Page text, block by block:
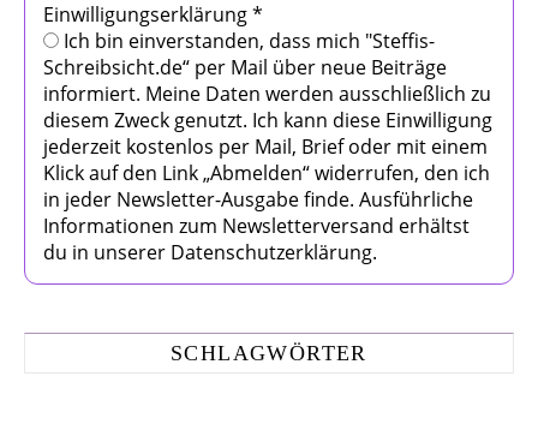
Einwilligungserklärung*
Ich bin einverstanden, dass mich "Steffis-
Schreibsicht.de“ per Mail über neue Beiträge
informiert. Meine Daten werden ausschließlich zu
diesem Zweck genutzt. Ich kann diese Einwilligung
jederzeit kostenlos per Mail, Brief oder mit einem
Klick auf den Link „Abmelden“ widerrufen, den ich
in jeder Newsletter-Ausgabe finde. Ausführliche
Informationen zum Newsletterversand erhältst
du in unserer Datenschutzerklärung.
SCHLAGWÖRTER